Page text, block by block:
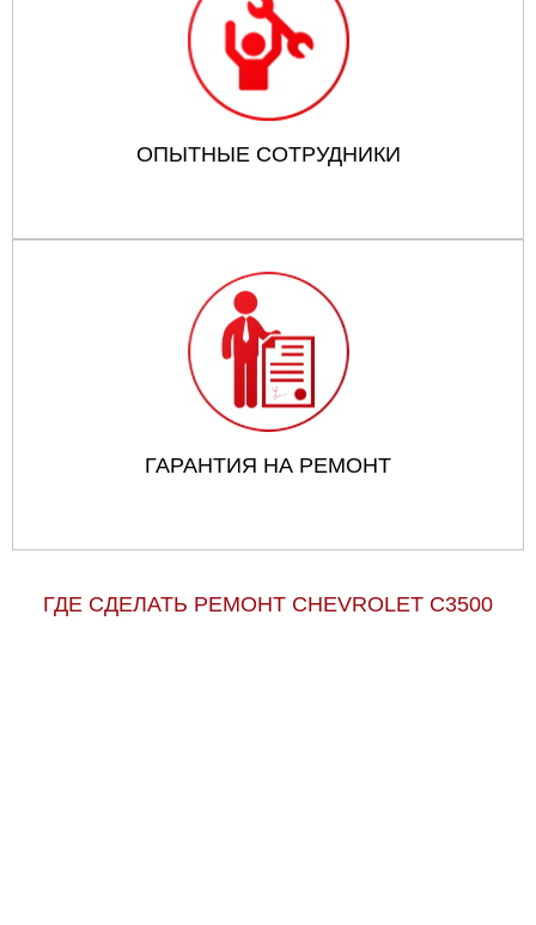
ОПЫТНЫЕ СОТРУДНИКИ
ГАРАНТИЯ НА РЕМОНТ
ГДЕ СДЕЛАТЬ РЕМОНТ CHEVROLET C3500